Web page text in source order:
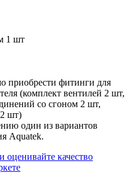
1 шт
приобрести фитинги для
(комплект вентилей 2 шт,
со сгоном 2 шт,
шт)
один из вариантов
Aquatek.